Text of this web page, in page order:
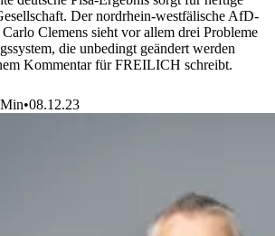
Der nordrhein-westfälische AfD-
Clemens sieht vor allem drei Probleme
die unbedingt geändert werden
Kommentar für FREILICH schreibt.
Min•08.12.23